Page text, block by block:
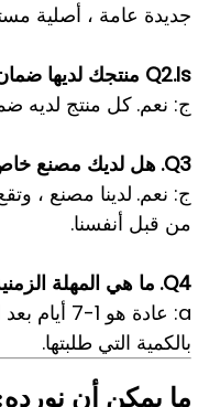
جديدة عامة ، أصلية
Q2.Is منتجك لديها ضمان؟
ج: نعم.كل منتج لديه ضمان
Q3. هل لديك مصنع
ج: نعم. لدينا مصنع ،
من قبل أنفسنا.
Q4. ما هي المهلة
a: عادة هو 1-7 أيام بعد الدفع.
بالكمية التي طلبتها.
ما يمكن أن